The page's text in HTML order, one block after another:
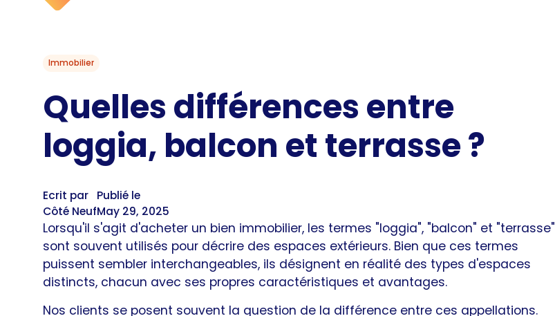
Immobilier
Quelles différences entre
loggia, balcon et terrasse ?
Ecrit par
Côté Neuf
Publié le
May 29, 2025
Lorsqu'il s'agit d'acheter un bien immobilier, les termes "loggia", "balcon" et "terrasse"
sont souvent utilisés pour décrire des espaces extérieurs. Bien que ces termes
puissent sembler interchangeables, ils désignent en réalité des types d'espaces
distincts, chacun avec ses propres caractéristiques et avantages.
Nos clients se posent souvent la question de la différence entre ces appellations.